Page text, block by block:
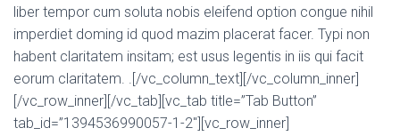
liber tempor cum soluta nobis eleifend option congue nihil
imperdiet doming id quod mazim placerat facer. Typi non
habent claritatem insitam; est usus legentis in iis qui facit
eorum claritatem. .[/vc_column_text][/vc_column_inner]
[/vc_row_inner][/vc_tab][vc_tab title=”Tab Button”
tab_id=”1394536990057-1-2″][vc_row_inner]